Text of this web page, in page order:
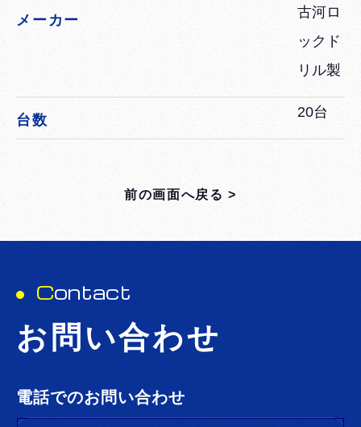
メーカー
古河ロ
ックド
リル製
台数 20台
前の画面へ戻る >
Contact
お問い合わせ
電話でのお問い合わせ